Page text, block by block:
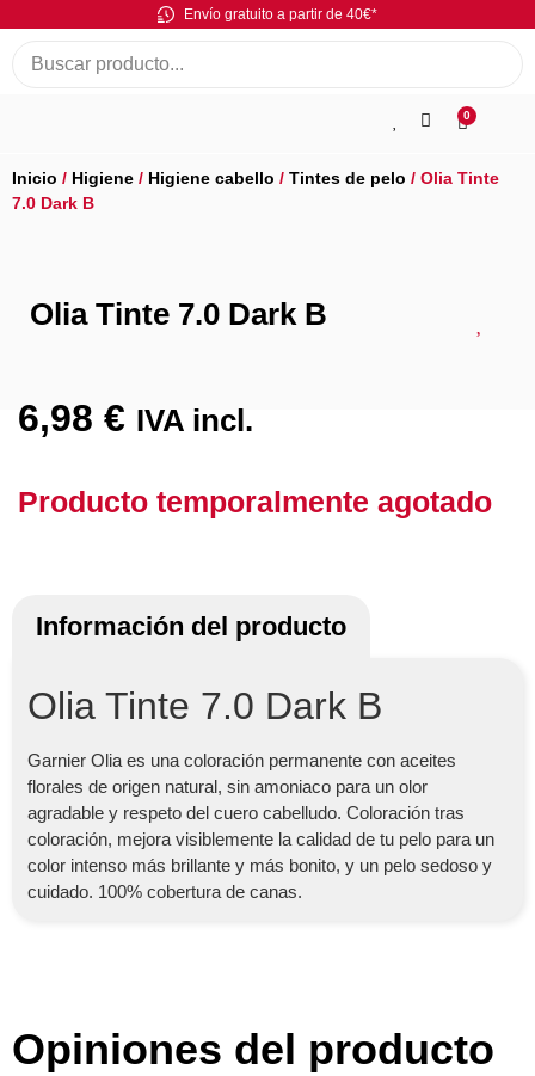
Envío gratuito a partir de 40€*
0
Inicio / Higiene / Higiene cabello / Tintes de pelo / Olia Tinte
7.0 Dark B
Olia Tinte 7.0 Dark B
6,98 € IVA incl.
Producto temporalmente agotado
Información del producto
Olia Tinte 7.0 Dark B
Garnier Olia es una coloración permanente con aceites
florales de origen natural, sin amoniaco para un olor
agradable y respeto del cuero cabelludo. Coloración tras
coloración, mejora visiblemente la calidad de tu pelo para un
color intenso más brillante y más bonito, y un pelo sedoso y
cuidado. 100% cobertura de canas.
Opiniones del producto